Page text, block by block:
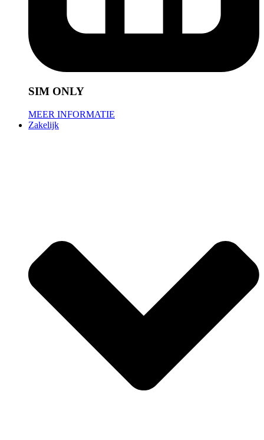
SIM ONLY
MEER INFORMATIE
Zakelijk